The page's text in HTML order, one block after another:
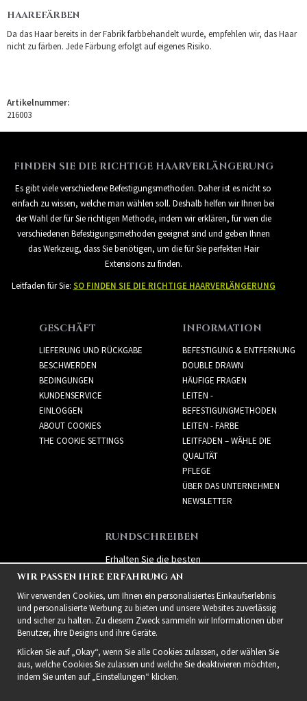
HAAREFÄRBEN
Da das Haar bereits in der Fabrik farbbehandelt wurde, empfehlen wir, das Haar
nicht zu färben. Jede Färbung erfolgt auf eigenes Risiko.
Artikelnummer:
216003
FINDEN SIE DIE RICHTIGE HAARVERLÄNGERUNG
Es gibt viele verschiedene Befestigungsmethoden. Daher ist es nicht so
einfach zu wissen, welche man wählen soll. Deshalb helfen wir Ihnen bei
der Wahl der für Sie richtigen Methode, indem wir erklären, für wen die
verschiedenen Befestigungsmethoden geeignet sind und geben Ihnen
das Werkzeug, dass Sie benötigen, um die für Sie perfekten Hair
Extensions zu finden.
Leitfaden für Sie: SO FINDEN SIE DIE RICHTIGE HAARVERLÄNGERUNG
GESCHÄFT
LIEFERUNG UND RÜCKGABE
BESCHWERDEN
BEDINGUNGEN
KUNDENSERVICE
EINLOGGEN
ABOUT COOKIES
THE COOKIE SETTINGS
INFORMATION
BEFESTIGUNG & ENTFERNUNG
DOUBLE DRAWN
HÄUFIGE FRAGEN
LEITEN -
BEFESTIGUNGMETHODEN
LEITEN - FARBE
LEITFADEN – WÄHLE DIE
QUALITÄT
PFLEGE
ÜBER DAS UNTERNEHMEN
NEWSLETTER
RUNDSCHREIBEN
Erhalten Sie die besten
Angebote und spannende
neue Produkte!
WIR PASSEN IHRE ERFAHRUNG AN
Wir verwenden Cookies, um Ihnen ein personalisiertes Einkaufserlebnis
und personalisierte Werbung zu bieten und unsere Websites zuverlässig
und sicher zu halten. Zu diesem Zweck sammeln wir Informationen über
Benutzer, ihre Designs und ihre Geräte.
Klicken Sie auf „Okay“, wenn Sie alle Cookies zulassen, oder wählen Sie
aus, welche Cookies Sie zulassen und welche Sie deaktivieren möchten,
indem Sie unten auf „Einstellungen“ klicken.